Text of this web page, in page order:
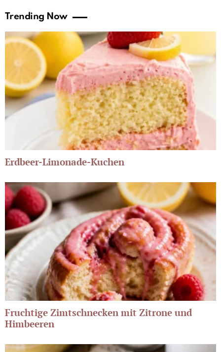
Trending Now
Erdbeer-Limonade-Kuchen
Fruchtige Zimtschnecken mit Zitrone und
Himbeeren